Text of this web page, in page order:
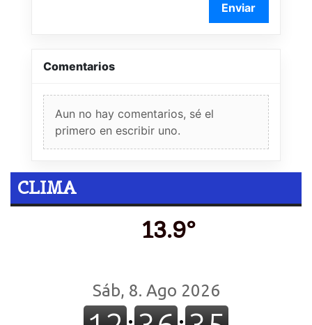
Enviar
Comentarios
Aun no hay comentarios, sé el
primero en escribir uno.
CLIMA
13.9º